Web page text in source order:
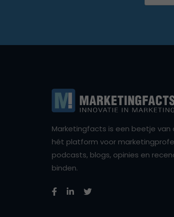
Marketingfacts is een beetje van
hét platform voor
podcasts, blogs, opinies en
binden.